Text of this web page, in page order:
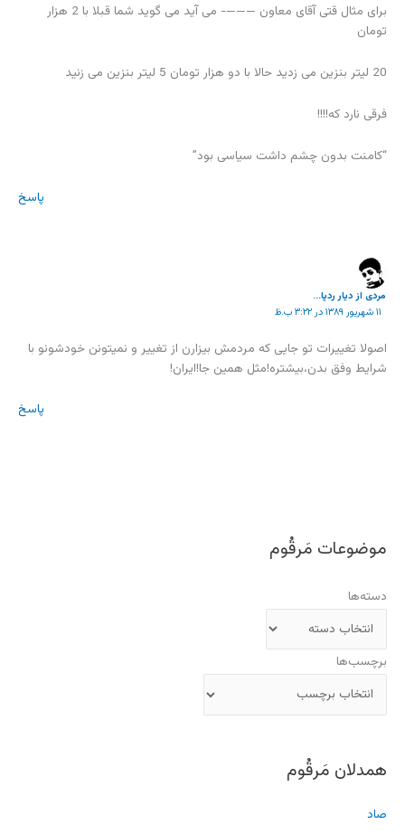
برای مثال قتی آقای معاون ———- می آید می گوید شما قبلا با 2 هزار
تومان
20 لیتر بنزین می زدید حالا با دو هزار تومان 5 لیتر بنزین می زنید
فرقی نارد که!!!!
“کامنت بدون چشم داشت سیاسی بود”
پاسخ
مردی از دیار ردپا...
۱۱ شهریور ۱۳۸۹ در ۳:۲۲ ب.ظ
اصولا تغییرات تو جایی که مردمش بیزارن از تغییر و نمیتونن خودشونو با
شرایط وفق بدن،بیشتره!مثل همین جا!ایران!
پاسخ
موضوعات مَرقُوم
دسته‌ها
برچسب‌ها
همدلان مَرقُوم
صاد